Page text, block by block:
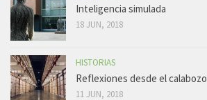
Inteligencia simulada
18 JUN, 2018
HISTORIAS
Reflexiones desde el calabozo
11 JUN, 2018